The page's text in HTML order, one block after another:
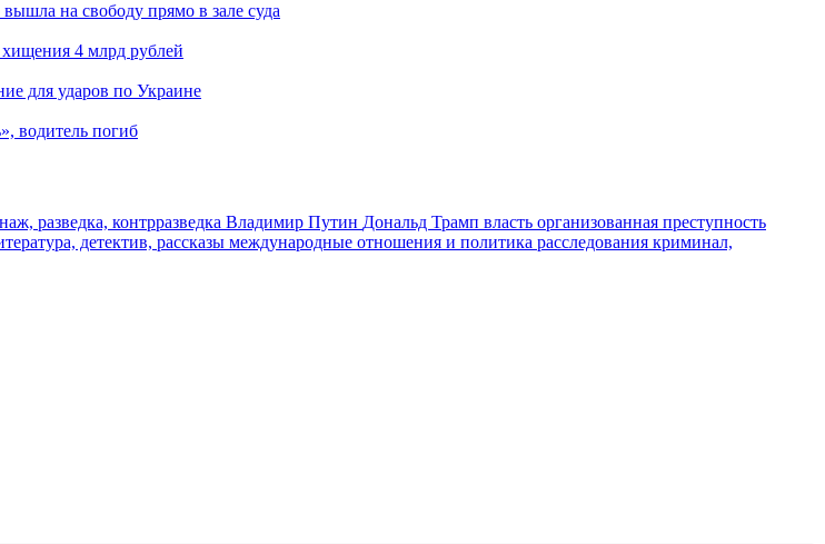
на свободу прямо в зале суда
4 млрд рублей
для ударов по Украине
водитель погиб
разведка, контрразведка Владимир Путин Дональд Трамп власть организованная преступность
детектив, рассказы международные отношения и политика расследования криминал,